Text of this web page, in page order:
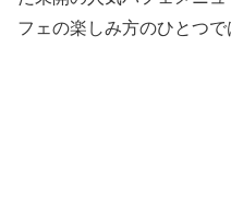
フェの楽しみ方のひとつで